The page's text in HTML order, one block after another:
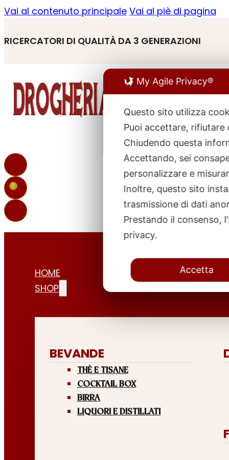
Vai al contenuto principale Vai al piè di pagina
RICERCATORI DI QUALITÀ DA 3 GENERAZIONI
0
HOME
SHOP
BEVANDE
THÈ E TISANE
COCKTAIL BOX
BIRRA
LIQUORI E DISTILLATI
My Agile Privacy®
Questo sito utilizza
Puoi accettare, rifiutare
Chiudendo questa
Accettando, sei
personalizzare e
Inoltre, questo sito
trasmissione di dati
Prestando il consenso,
privacy.
Accetta